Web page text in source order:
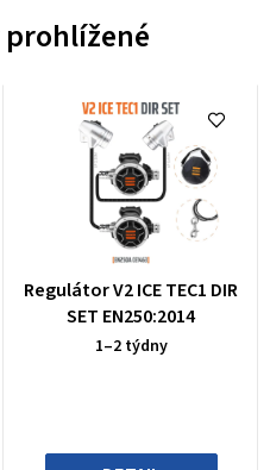
Průměrné
hodnocení
produktu
5
Regulátor V2 ICE TEC1 DIR
SET EN250:2014
1–2 týdny